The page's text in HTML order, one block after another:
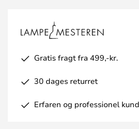
Gratis fragt fra 499,-kr.
30 dages returret
Erfaren og professionel